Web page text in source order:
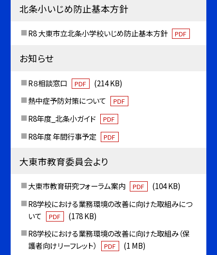
北条小いじめ防止基本方針
R8 大東市立北条小学校いじめ防止基本方針 PDF
お知らせ
R８相談窓口 PDF
(214 KB)
熱中症予防対策について
PDF
R8年度_北条小ガイド PDF
R8年度 年間行事予定 PDF
大東市教育委員会より
大東市教育研究フォーラム案内 PDF
(104 KB)
R8学校における業務環境の改善に向けた取組みにつ
いて
PDF
(178 KB)
R8学校における業務環境の改善に向けた取組み（保
護者向けリーフレット）
PDF (1 MB)